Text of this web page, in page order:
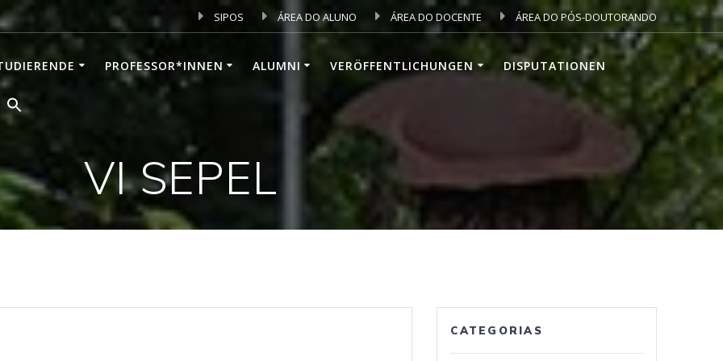
SIPOS ÁREA DO ALUNO ÁREA DO DOCENTE ÁREA DO PÓS-DOUTORANDO
PROFESSOR*INNEN ALUMNI VERÖFFENTLICHUNGEN DISPUTATIONEN
VI SEPEL
CATEGORIAS